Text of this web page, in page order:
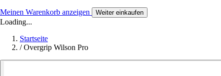
Meinen Warenkorb anzeigen Weiter einkaufen
Loading...
Startseite
/ Overgrip Wilson Pro